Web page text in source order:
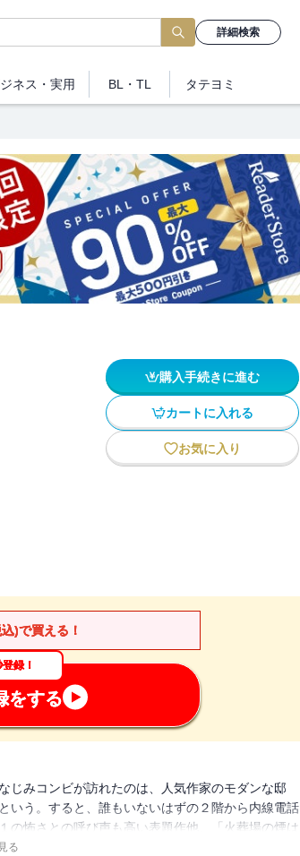
詳細検索
ネス ・実用 BL・TL タテヨミ
購入手続きに進む
カートに入れる
お気に入り
)で買える！
録！
をする
じみコンビが訪れたのは、人気作家のモダンな邸
いう。すると、誰もいないはずの２階から内線電話
怖さとの呼び声も高い表題作他、「火葬場の煙は
る